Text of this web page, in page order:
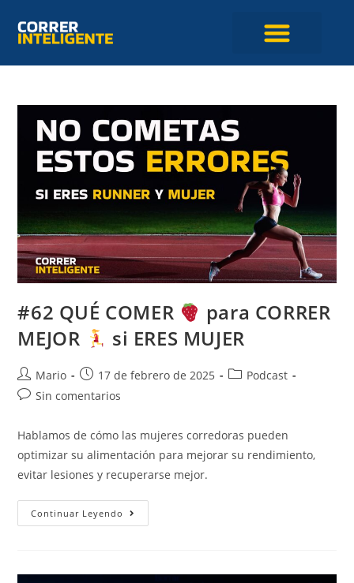
#62 QUÉ COMER
para CORRER
MEJOR
si ERES MUJER
Mario 17 de febrero de 2025
Podcast
Sin comentarios
Hablamos de cómo las mujeres corredoras pueden
optimizar su alimentación para mejorar su rendimiento,
evitar lesiones y recuperarse mejor.
Continuar Leyendo